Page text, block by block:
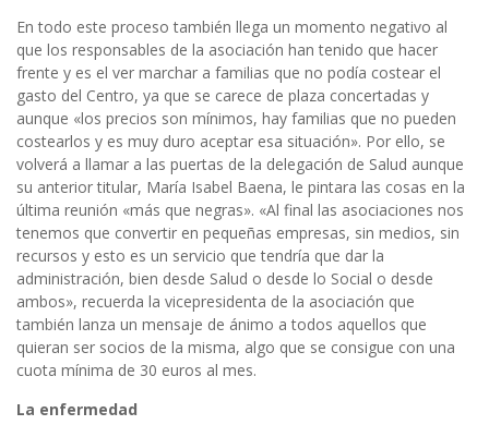
En todo este proceso también llega un momento negativo al
que los responsables de la asociación han tenido que hacer
frente y es el ver marchar a familias que no podía costear el
gasto del Centro, ya que se carece de plaza concertadas y
aunque «los precios son mínimos, hay familias que no pueden
costearlos y es muy duro aceptar esa situación». Por ello, se
volverá a llamar a las puertas de la delegación de Salud aunque
su anterior titular, María Isabel Baena, le pintara las cosas en la
última reunión «más que negras». «Al final las asociaciones nos
tenemos que convertir en pequeñas empresas, sin medios, sin
recursos y esto es un servicio que tendría que dar la
administración, bien desde Salud o desde lo Social o desde
ambos», recuerda la vicepresidenta de la asociación que
también lanza un mensaje de ánimo a todos aquellos que
quieran ser socios de la misma, algo que se consigue con una
cuota mínima de 30 euros al mes.
La enfermedad